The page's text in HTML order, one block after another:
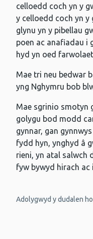
celloedd coch yn y
y celloedd coch yn y
glynu yn y pibellau
poen ac anafiadau i
hyd yn oed
Mae tri neu bedwar
yng Nghymru bob
Mae sgrinio smotyn
golygu bod modd
gynnar, gan
fydd hyn, ynghyd â
rieni, yn atal salwch
fyw bywyd hirach ac
Adolygwyd y dudalen